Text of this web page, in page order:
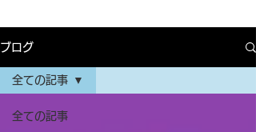
ブログ
全ての記事
全ての記事